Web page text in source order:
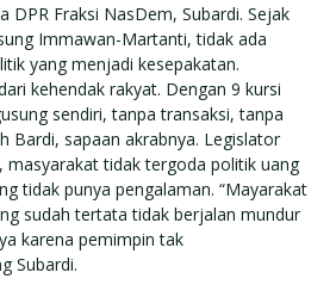
DPR Fraksi NasDem, Subardi. Sejak
Immawan-Martanti, tidak ada
yang menjadi kesepakatan.
kehendak rakyat. Dengan 9 kursi
sendiri, tanpa transaksi, tanpa
Bardi, sapaan akrabnya. Legislator
masyarakat tidak tergoda politik uang
tidak punya pengalaman. “Mayarakat
sudah tertata tidak berjalan mundur
karena pemimpin tak
Subardi.